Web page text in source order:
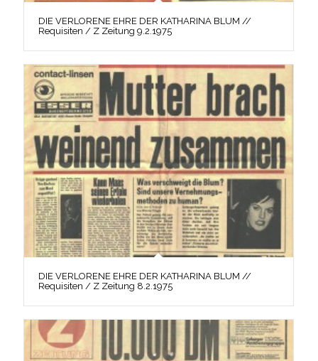
DIE VERLORENE EHRE DER KATHARINA BLUM //
Requisiten / Z Zeitung 9.2.1975
DIE VERLORENE EHRE DER KATHARINA BLUM //
Requisiten / Z Zeitung 8.2.1975